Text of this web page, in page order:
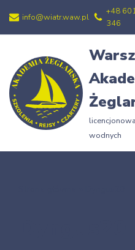
Przejdź
treści
info@wiatr.waw.pl
+48
346
wodnych